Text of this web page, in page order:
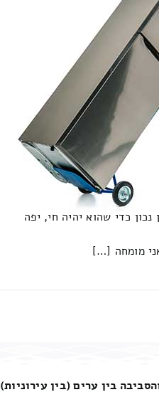
כדי שהוא יהיה חי, יפה
מומחה […]
בין ערים (בין עירוניות)